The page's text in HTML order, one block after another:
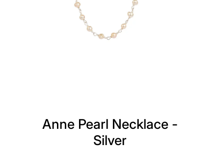
Anne Pearl Necklace -
Silver